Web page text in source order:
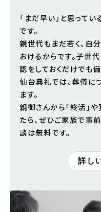
「まだ早い」と思って
です。
親世代もまだ若く、自
おけるからです。子世
認をしておくだけでも
仙台典礼では、葬儀に
ます。
親御さんから「終活」
たら、ぜひご家族で事
談は無料です。
詳し